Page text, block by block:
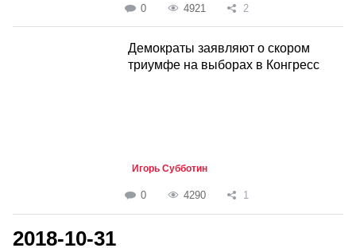
0 4921 2
Демократы заявляют о скором
триумфе на выборах в Конгресс
Игорь Субботин
0 4290 1
2018-10-31